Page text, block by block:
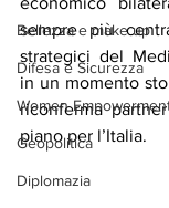
Bellezza e make up
Difesa e Sicurezza
Women
Geopolitica
Diplomazia
sempre più
strategici del
in un momento
riconferma
piano per l’Italia.